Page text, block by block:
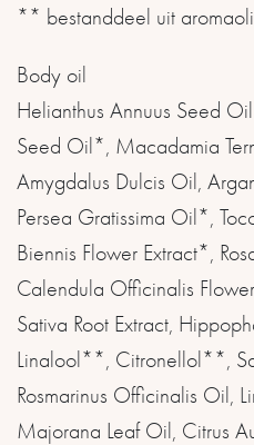
** bestanddeel uit
Body oil
Helianthus Annuus Seed
Seed Oil*, Macadamia
Amygdalus Dulcis Oil,
Persea Gratissima Oil*,
Biennis Flower Extract*,
Calendula Officinalis
Sativa Root Extract,
Linalool**, Citronellol**,
Rosmarinus Officinalis Oil,
Majorana Leaf Oil, Citrus